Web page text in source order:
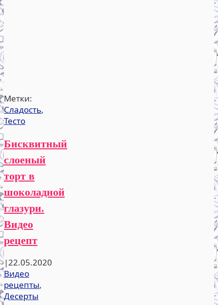
Метки:
Сладость,
Тесто
Бисквитный
слоеный
торт в
шоколадной
глазури.
Видео
рецепт
|22.05.2020
Видео
рецепты,
Десерты